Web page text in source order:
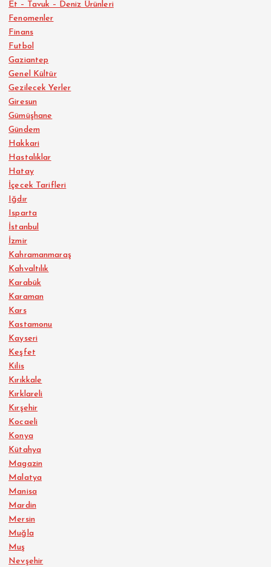
Et – Tavuk – Deniz Ürünleri
Fenomenler
Finans
Futbol
Gaziantep
Genel Kültür
Gezilecek Yerler
Giresun
Gümüşhane
Gündem
Hakkari
Hastalıklar
Hatay
İçecek Tarifleri
Iğdır
Isparta
İstanbul
İzmir
Kahramanmaraş
Kahvaltılık
Karabük
Karaman
Kars
Kastamonu
Kayseri
Keşfet
Kilis
Kırıkkale
Kırklareli
Kırşehir
Kocaeli
Konya
Kütahya
Magazin
Malatya
Manisa
Mardin
Mersin
Muğla
Muş
Nevşehir